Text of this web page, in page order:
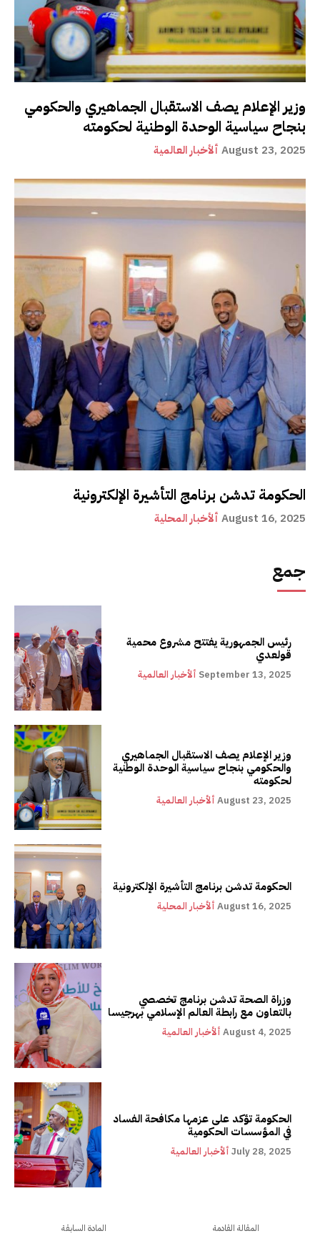
وزير الإعلام يصف الاستقبال الجماهيري والحكومي
بنجاح سياسية الوحدة الوطنية لحكومته
ألأخبار العالمية August 23, 2025
الحكومة تدشن برنامج التأشيرة الإلكترونية
ألأخبار المحلية August 16, 2025
جمع
رئيس الجمهورية يفتتح مشروع محمية
قولعدي
ألأخبار العالمية September 13, 2025
وزير الإعلام يصف الاستقبال الجماهيري
والحكومي بنجاح سياسية الوحدة الوطنية
لحكومته
ألأخبار العالمية August 23, 2025
الحكومة تدشن برنامج التأشيرة الإلكترونية
ألأخبار المحلية August 16, 2025
وزراة الصحة تدشن برنامج تخصصي
بالتعاون مع رابطة العالم الإسلامي بهرجيسا
ألأخبار العالمية August 4, 2025
الحكومة تؤكد على عزمها مكافحة الفساد
في المؤسسات الحكومية
ألأخبار العالمية July 28, 2025
المادة السابقة المقالة القادمة